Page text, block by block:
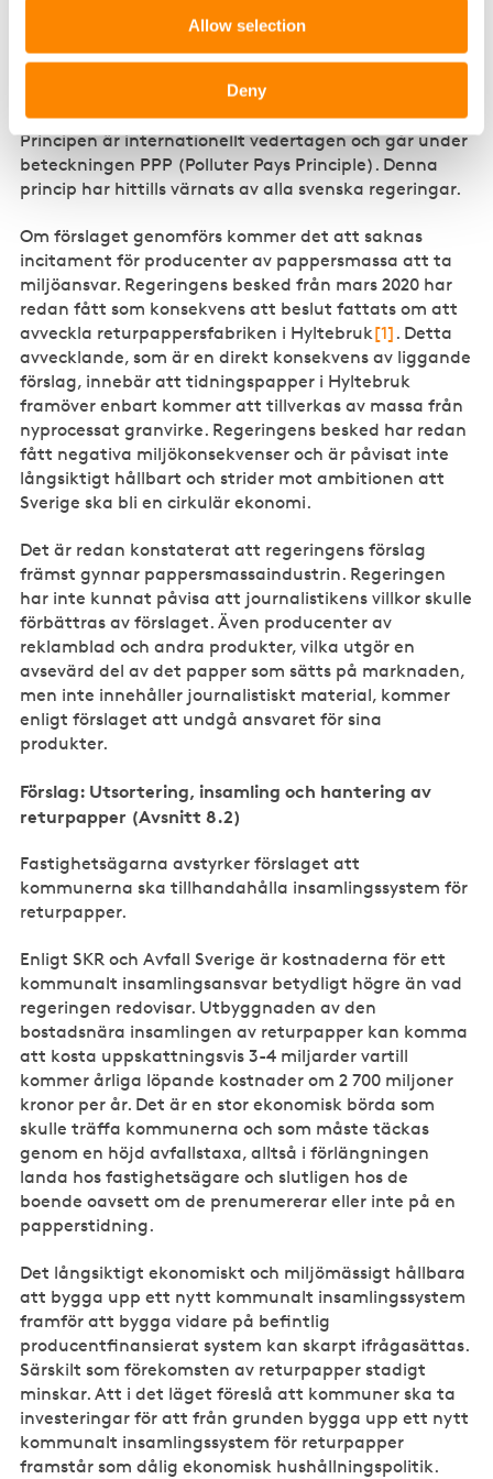
Allow selection
Deny
förorenaren betalar, vilken innebär att det är den som
orsakar skador i miljön som ska betala för de
kostnader som uppkommer i samband med skadan.
Principen är internationellt vedertagen och går under
beteckningen PPP (Polluter Pays Principle). Denna
princip har hittills värnats av alla svenska regeringar.
Om förslaget genomförs kommer det att saknas
incitament för producenter av pappersmassa att ta
miljöansvar. Regeringens besked från mars 2020 har
redan fått som konsekvens att beslut fattats om att
avveckla returpappersfabriken i Hyltebruk[1] . Detta
avvecklande, som är en direkt konsekvens av liggande
förslag, innebär att tidningspapper i Hyltebruk
framöver enbart kommer att tillverkas av massa från
nyprocessat granvirke. Regeringens besked har redan
fått negativa miljökonsekvenser och är påvisat inte
långsiktigt hållbart och strider mot ambitionen att
Sverige ska bli en cirkulär ekonomi.
Det är redan konstaterat att regeringens förslag
främst gynnar pappersmassaindustrin. Regeringen
har inte kunnat påvisa att journalistikens villkor skulle
förbättras av förslaget. Även producenter av
reklamblad och andra produkter, vilka utgör en
avsevärd del av det papper som sätts på marknaden,
men inte innehåller journalistiskt material, kommer
enligt förslaget att undgå ansvaret för sina
produkter.
Förslag: Utsortering, insamling och hantering av
returpapper (Avsnitt 8.2)
Fastighetsägarna avstyrker förslaget att
kommunerna ska tillhandahålla insamlingssystem för
returpapper.
Enligt SKR och Avfall Sverige är kostnaderna för ett
kommunalt insamlingsansvar betydligt högre än vad
regeringen redovisar. Utbyggnaden av den
bostadsnära insamlingen av returpapper kan komma
att kosta uppskattningsvis 3-4 miljarder vartill
kommer årliga löpande kostnader om 2 700 miljoner
kronor per år. Det är en stor ekonomisk börda som
skulle träffa kommunerna och som måste täckas
genom en höjd avfallstaxa, alltså i förlängningen
landa hos fastighetsägare och slutligen hos de
boende oavsett om de prenumererar eller inte på en
papperstidning.
Det långsiktigt ekonomiskt och miljömässigt hållbara
att bygga upp ett nytt kommunalt insamlingssystem
framför att bygga vidare på befintlig
producentfinansierat system kan skarpt ifrågasättas.
Särskilt som förekomsten av returpapper stadigt
minskar. Att i det läget föreslå att kommuner ska ta
investeringar för att från grunden bygga upp ett nytt
kommunalt insamlingssystem för returpapper
framstår som dålig ekonomisk hushållningspolitik.